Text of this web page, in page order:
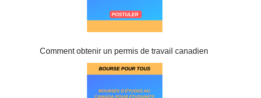
Comment obtenir un permis de travail canadien